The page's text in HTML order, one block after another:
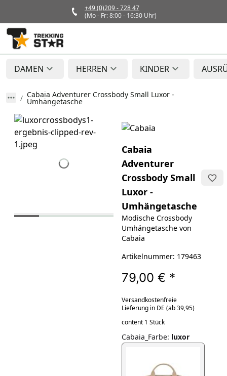
+49 (0)209 - 728 47
(Mo - Fr: 8:00 - 16:30 Uhr)
DAMEN HERREN KINDER
Cabaia Adventurer Crossbody Small Luxor -
Umhängetasche
Cabaia
Adventurer
Crossbody Small
Luxor -
Umhängetasche
Modische Crossbody
Umhängetasche von
Cabaia
Artikelnummer: 179463
79,00 € *
Versandkostenfreie
Lieferung in DE (ab 39,95)
content 1 Stück
Cabaia_Farbe: luxor